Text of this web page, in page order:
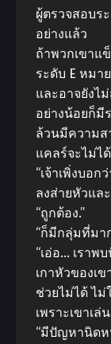
ผู้ตรวจสอบร
อย่างแล้ว
ถ้าพวกเขาแ
ระดับ E หมา
และอาจยังไ
อย่างน้อยก็มี
ล้วนมีความส
แคลร์จะไม่ไ
“เจ้าเพิ่งบอ
ลงส่ายหัวแล
“ถูกต้อง.”
“ก็มีกลุ่มที่ม
“เอ่อ… เราพ
เกาหัวของเ
ช่วยไม่ได้ ไ
เพราะเขาเ
“มีปัญหานิดห